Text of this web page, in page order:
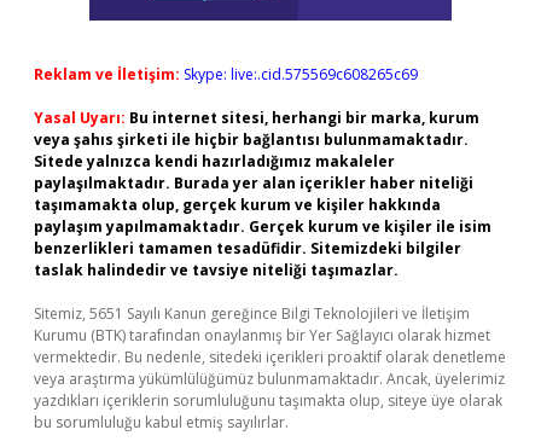
Reklam ve İletişim: Skype: live:.cid.575569c608265c69
Yasal Uyarı: Bu internet sitesi, herhangi bir marka, kurum
veya şahıs şirketi ile hiçbir bağlantısı bulunmamaktadır.
Sitede yalnızca kendi hazırladığımız makaleler
paylaşılmaktadır. Burada yer alan içerikler haber niteliği
taşımamakta olup, gerçek kurum ve kişiler hakkında
paylaşım yapılmamaktadır. Gerçek kurum ve kişiler ile isim
benzerlikleri tamamen tesadüfidir. Sitemizdeki bilgiler
taslak halindedir ve tavsiye niteliği taşımazlar.
Sitemiz, 5651 Sayılı Kanun gereğince Bilgi Teknolojileri ve İletişim
Kurumu (BTK) tarafından onaylanmış bir Yer Sağlayıcı olarak hizmet
vermektedir. Bu nedenle, sitedeki içerikleri proaktif olarak denetleme
veya araştırma yükümlülüğümüz bulunmamaktadır. Ancak, üyelerimiz
yazdıkları içeriklerin sorumluluğunu taşımakta olup, siteye üye olarak
bu sorumluluğu kabul etmiş sayılırlar.